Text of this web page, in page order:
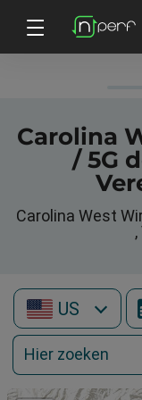
Carolina
/ 5G
Carolina West
US